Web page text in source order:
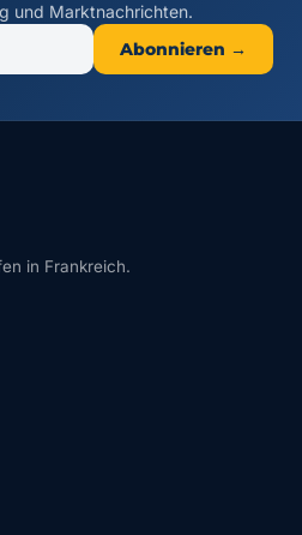
und Marktnachrichten.
Abonnieren →
in Frankreich.